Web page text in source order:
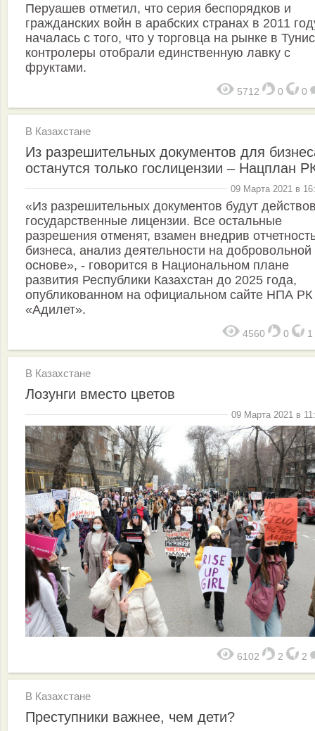
Перуашев отметил, что серия беспорядков и
гражданских войн в арабских странах в 2011
началась с того, что у торговца на рынке в
контролеры отобрали единственную лавку с
фруктами.
5712 0 0
В Казахстане
Из разрешительных документов для
останутся только гослицензии – Нацплан
09 Марта 2021 в
«Из разрешительных документов будут
государственные лицензии. Все остальные
разрешения отменят, взамен внедрив
бизнеса, анализ деятельности на добровольной
основе», - говорится в Национальном плане
развития Республики Казахстан до 2025 года,
опубликованном на официальном сайте НПА РК
«Адилет».
4560 0 1
В Казахстане
Лозунги вместо цветов
09 Марта 2021 в
6102 2 2
В Казахстане
Преступники важнее, чем дети?